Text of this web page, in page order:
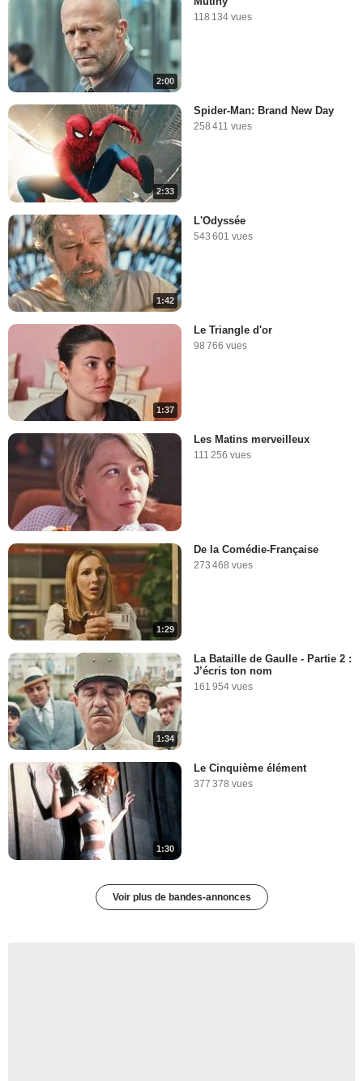
2:00
118 134 vues
2:33
Spider-Man: Brand New Day
258 411 vues
1:42
L'Odyssée
543 601 vues
1:37
Le Triangle d'or
98 766 vues
Les Matins merveilleux
111 256 vues
1:29
De la Comédie-Française
273 468 vues
1:34
La Bataille de Gaulle - Partie 2 :
J’écris ton nom
161 954 vues
1:30
Le Cinquième élément
377 378 vues
Voir plus de bandes-annonces